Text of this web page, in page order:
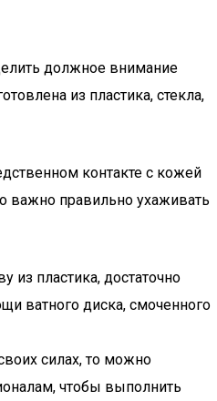
должное внимание
из пластика, стекла,
контакте с кожей
важно правильно ухаживать
из пластика, достаточно
ватного диска, смоченного
силах, то можно
чтобы выполнить